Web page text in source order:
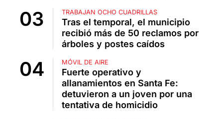
TRABAJAN OCHO CUADRILLAS
Tras el temporal, el municipio
recibió más de 50 reclamos por
árboles y postes caídos
MÓVIL DE AIRE
Fuerte operativo y
allanamientos en Santa Fe:
detuvieron a un joven por una
tentativa de homicidio